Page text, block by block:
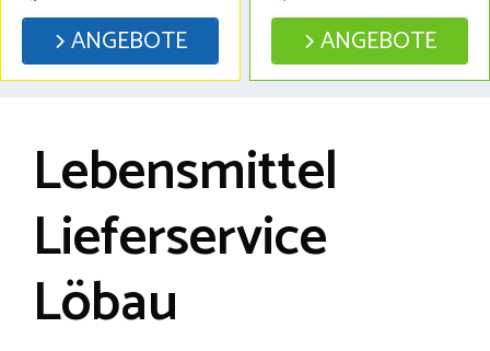
ANGEBOTE ANGEBOTE
Lebensmittel
Lieferservice
Löbau